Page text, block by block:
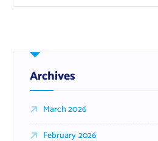
Archives
March 2026
February 2026